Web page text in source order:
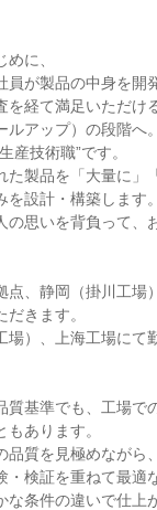
に、
が製品の中身を開
経て満足いただけ
アップ）の段階へ。
産技術職”です。
製品を「大量に」
設計・構築します。
思いを背負って、
、静岡（掛川工場
きます。
）、上海工場にて
質基準でも、工場で
もあります。
品質を見極めながら
検証を重ねて最適
条件の違いで仕上